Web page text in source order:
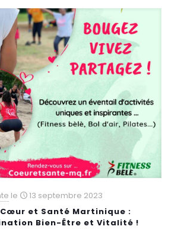
le
13 septembre 2023
et Santé Martinique :
Bien-Être et Vitalité !